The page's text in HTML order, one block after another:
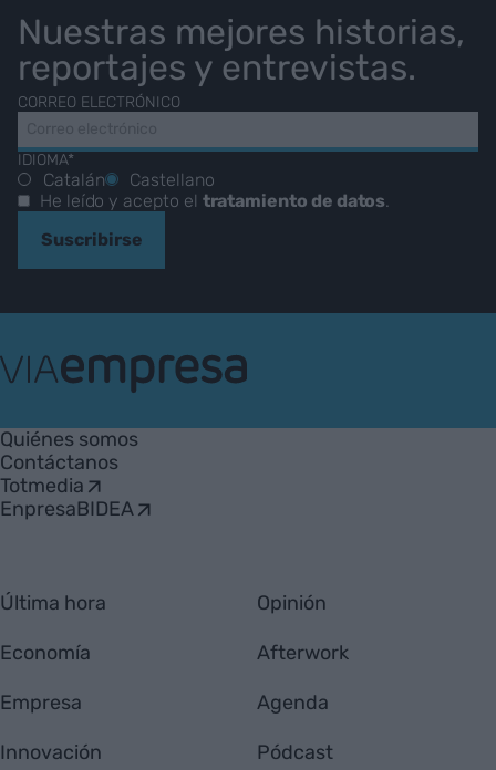
Nuestras mejores historias,
reportajes y entrevistas.
CORREO ELECTRÓNICO
IDIOMA*
Catalán
Castellano
He leído y acepto el tratamiento de datos.
Suscribirse
Empresa
Quiénes somos
Contáctanos
Totmedia
EnpresaBIDEA
Última hora
Economía
Empresa
Innovación
Opinión
Afterwork
Agenda
Pódcast